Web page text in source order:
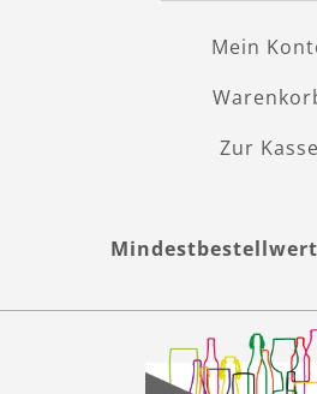
Mein
Zur Kasse
Mindestbestellwert